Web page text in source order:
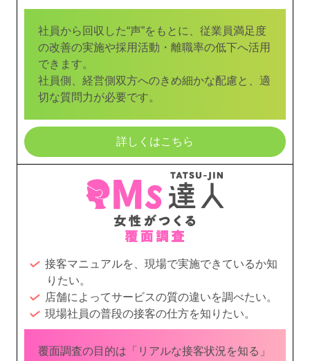
社員から回収した“声”をもとに、従業員満足度
の改善の実施や採用活動・離職率の低下へ活用
できます。
社員側、経営側双方へのきめ細かな配慮と、適
切な質問力が必要です。
詳しくはこちら
接客マニュアルを、現場で実施できているか知
りたい。
店舗によってサービスの質の違いを調べたい。
現場社員の普段の接客の仕方を知りたい。
覆面調査の目的は「リアルな接客状況を知る」